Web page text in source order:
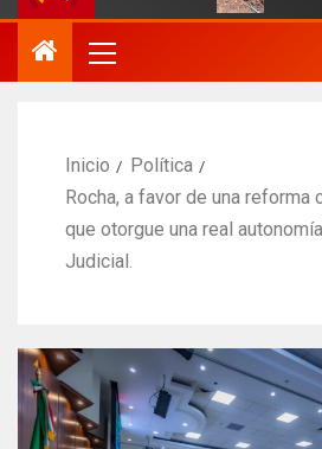
Inicio
Política
Rocha, a favor de una reforma
que otorgue una real
Judicial.